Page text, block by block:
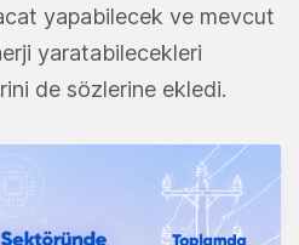
yapabilecek ve mevcut
yaratabilecekleri
de sözlerine ekledi.